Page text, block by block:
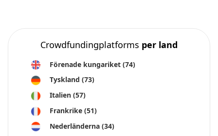
Crowdfundingplatforms per land
Förenade kungariket (74)
Tyskland (73)
Italien (57)
Frankrike (51)
Nederländerna (34)